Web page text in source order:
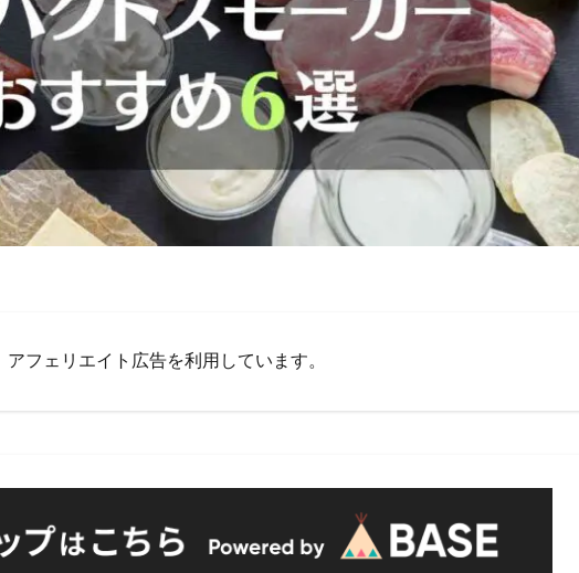
アフェリエイト広告を利用しています。